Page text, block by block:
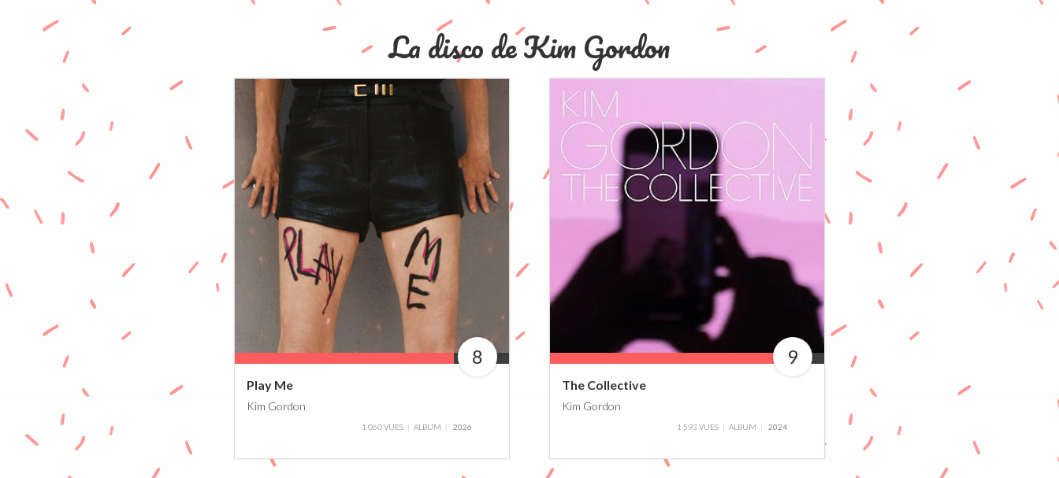
La disco de Kim Gordon
8
Play Me
Kim Gordon
1 060 VUES ALBUM 2026
9
The Collective
Kim Gordon
1 593 VUES ALBUM 2024